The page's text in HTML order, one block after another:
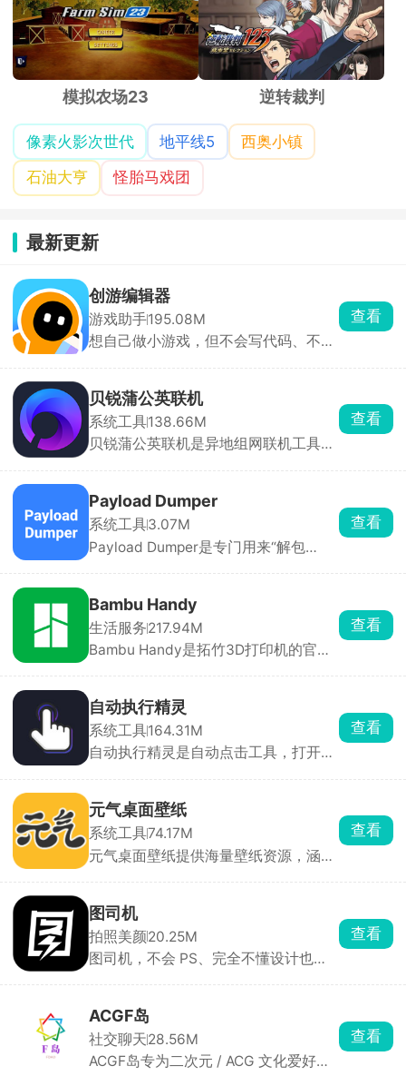
模拟农场23 逆转裁判
像素火影次世代 地平线5
西奥小镇
石油大亨
怪胎马戏团
最新更新
创游编辑器
游戏助手195.08M
想自己做小游戏，但不会写代码、不会
新手照着模板改一改，十几分钟就能做
出一张可玩的关卡。做完作品一键发布
到社区，全网玩家都能玩你做的游戏，
还能刷别人做的小游戏玩。除了做游
查看
贝锐蒲公英联机
系统工具138.66M
贝锐蒲公英联机是异地组网联机工具，
的游戏，所有人都装上这个APP，房主
直接选游戏开房间，把房间号发给朋
友，对方输入房间号加入组网，俩人就
跟一个房间连一个WiFi一样，进游戏局
设备，功能很实在。
查看
Payload Dumper
系统工具3.07M
Payload Dumper是专门用来“解包
boot.img、system.img、vendor.img
等独立镜像文件，方便刷机、Root、救
砖或做 ROM 对比。自带文件选择器 +
进度条，无需敲命令。摆脱电脑与命令
利器 。
查看
Bambu Handy
生活服务217.94M
Bambu Handy是拓竹3D打印机的官方
STL。打印结束后自动生成15s缩时短
片，可直接保存到相册。同一账号可绑
定多台打印机，实时查看剩余耗材、打
印进度。打印完成、耗材耗尽、温度异
查看
自动执行精灵
系统工具164.31M
自动执行精灵是自动点击工具，打开无
循环回放，能调点击快慢、按压时长、
循环次数。日常能用的场景特别多，手
游挂机收资源、重复日常任务，各类
APP 每日一键签到，看小说、短视频设
查看
元气桌面壁纸
系统工具74.17M
元气桌面壁纸提供海量壁纸资源，涵盖
分壁纸支持用户自定义互动效果，如根
据鼠标位置变化、点击触发动画等，让
桌面更加个性化。同时提供多种主题和
皮肤选择，用户可以根据个人喜好自定
以根据需求自由选择和调整。
查看
图司机
拍照美颜20.25M
图司机，不会 PS、完全不懂设计也能
片，就能直接保存导出，十几秒就能做
出一张像样的海报，不用花钱找美工。
自带 AI 一键抠图，商品、人像抠边很
干净，做合成图、换背景特别省事，还
查看
ACGF岛
社交聊天28.56M
ACGF岛专为二次元 / ACG 文化爱好者
查看